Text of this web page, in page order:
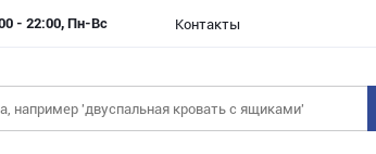
- 22:00, Пн-Вс Контакты